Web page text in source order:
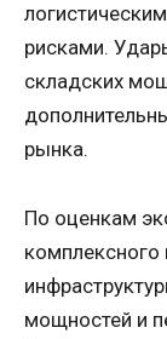
рисками.
складских
рынка.
По оценкам
мощностей и